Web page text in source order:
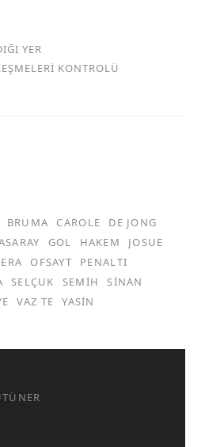
YER
KONTROLÜ
BRUMA CAROLE
DE JONG
GOL HAKEM
JOSUE
OFSAYT
PENALTI
SELÇUK SEMIH
SINAN
VAZ TE YASIN